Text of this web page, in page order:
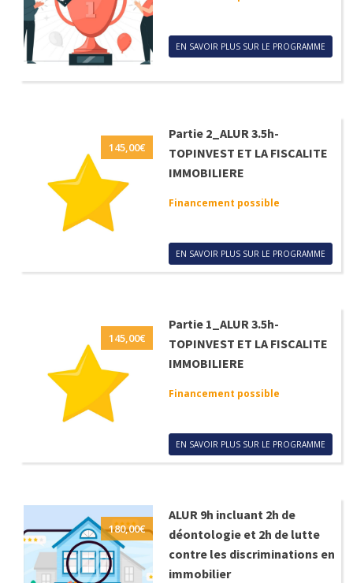
EN SAVOIR PLUS SUR LE PROGRAMME
145,00€
Partie 2_ALUR 3.5h-
TOPINVEST ET LA FISCALITE
IMMOBILIERE
Financement possible
EN SAVOIR PLUS SUR LE PROGRAMME
145,00€
Partie 1_ALUR 3.5h-
TOPINVEST ET LA FISCALITE
IMMOBILIERE
Financement possible
EN SAVOIR PLUS SUR LE PROGRAMME
180,00€
ALUR 9h incluant 2h de
déontologie et 2h de lutte
contre les discriminations en
immobilier